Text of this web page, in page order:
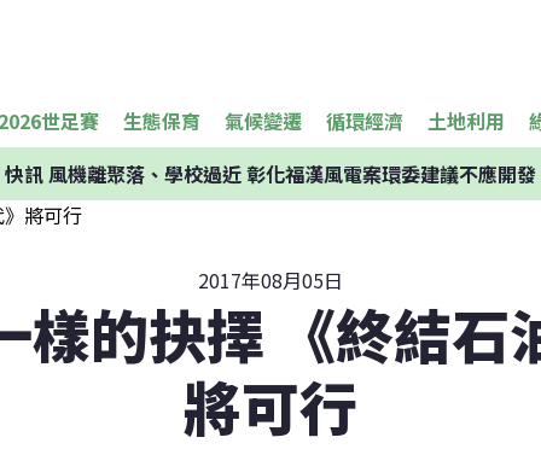
2026世足賽 生態保育 氣候變遷 循環經濟 土地利用
快訊風機離聚落、學校過近 彰化福漢風電案環委建議不應開發
2017年08月05日
樣的抉擇 《終結石
將可行